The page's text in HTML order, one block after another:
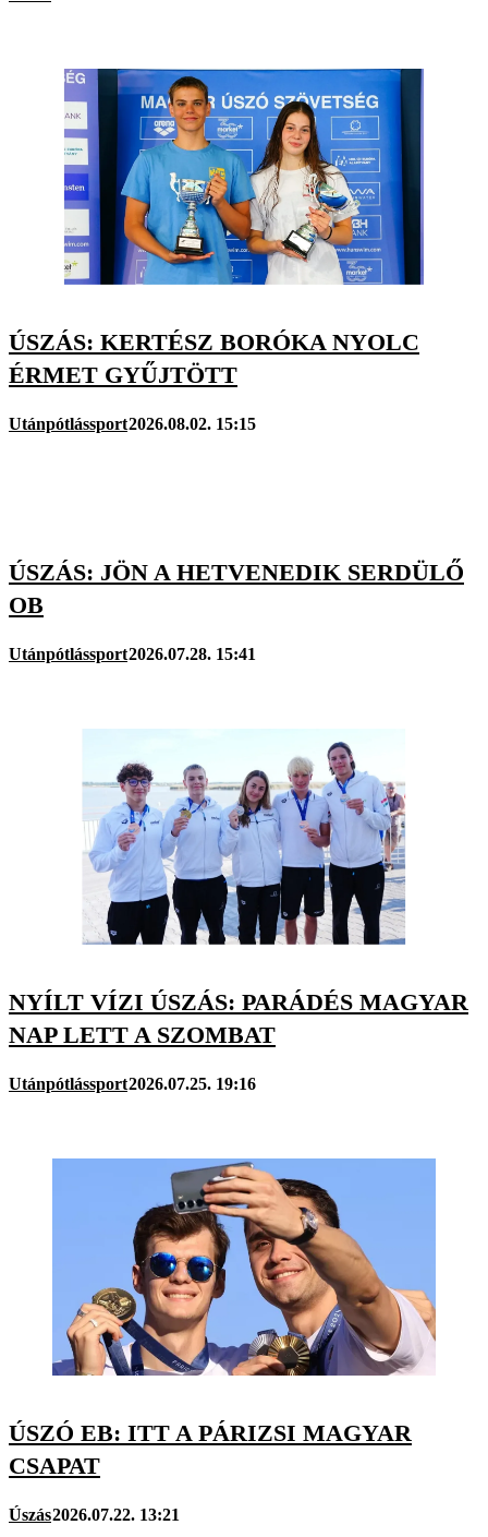
ÚSZÁS: KERTÉSZ BORÓKA NYOLC
ÉRMET GYŰJTÖTT
Utánpótlássport2026.08.02. 15:15
ÚSZÁS: JÖN A HETVENEDIK SERDÜLŐ
OB
Utánpótlássport2026.07.28. 15:41
NYÍLT VÍZI ÚSZÁS: PARÁDÉS MAGYAR
NAP LETT A SZOMBAT
Utánpótlássport2026.07.25. 19:16
ÚSZÓ EB: ITT A PÁRIZSI MAGYAR
CSAPAT
Úszás2026.07.22. 13:21